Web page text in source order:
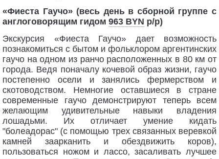
«Фиеста Гаучо» (весь день в сборной группе с
англоговорящим гидом 963 BYN p/p)
Экскурсия «Фиеста Гаучо» дает возможность
познакомиться с бытом и фольклором аргентинских
гаучо на одном из ранчо расположенных в 80 км от
города. Ведя поначалу кочевой образ жизни, гаучо
постепенно осели и занялись фермерством и
скотоводством. Немногие оставшиеся в стране
современные гаучо демонстрируют теперь всем
желающим удивительные навыки владения
лошадьми. Их отличает умение кидать
"болеадорас" (с помощью трех связанных веревкой
камней заарканить и обездвижить коров),
пользоваться ножом и лассо, засаливать лучшее